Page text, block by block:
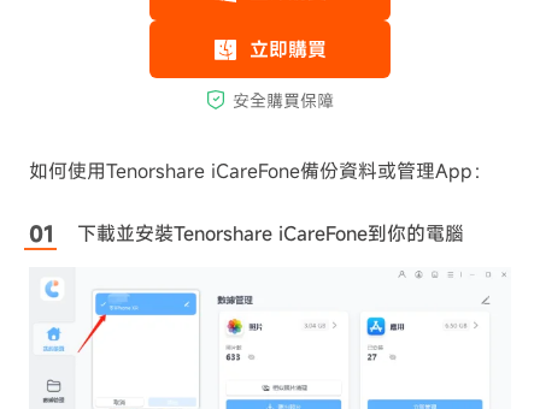
如何使用Tenorshare iCareFone備份資料或管理App：
下載並安裝Tenorshare iCareFone到你的電腦